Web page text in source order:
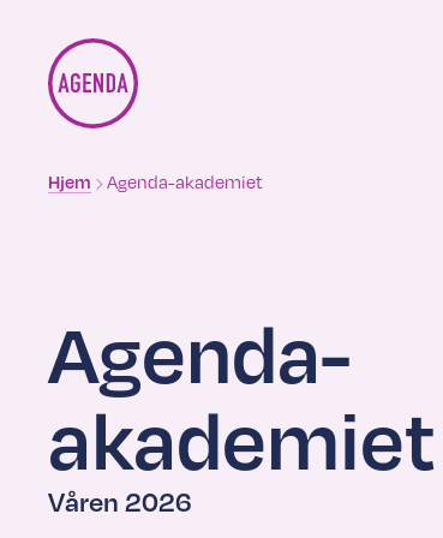
Brødsmulesti
Hjem Agenda-akademiet
Agenda-
akademiet
Våren 2026